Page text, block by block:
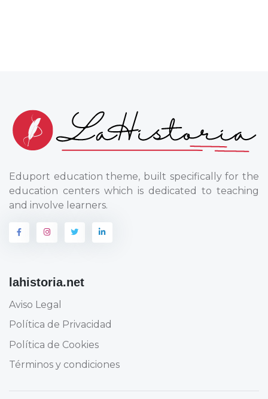
Eduport education theme, built specifically for the
education centers which is dedicated to teaching
and involve learners.
lahistoria.net
Aviso Legal
Política de Privacidad
Política de Cookies
Términos y condiciones